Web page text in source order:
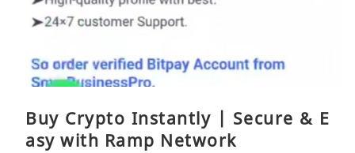
Buy Crypto Instantly | Secure & E
asy with Ramp Network